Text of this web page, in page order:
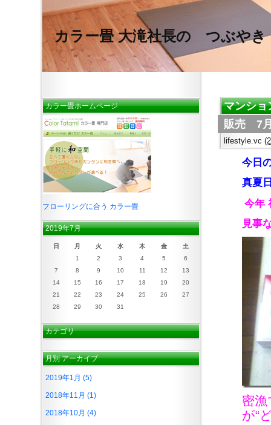
カラー畳 大滝社長の つぶやき
マンショ
販売 7
lifestyle.vc (
今日
真夏
今年
見事
密
が“
カラー畳ホームページ
フローリングに合う カラー畳
2019年7月
日 月 火 水 木 金
土
1
2 3 4 5
6
7
8 9 10 11 12
13
14
15 16 17 18 19
20
21
22 23 24 25 26
27
28
29 30 31
カテゴリ
月別アーカイブ
2019年1月 (5)
2018年11月 (1)
2018年10月 (4)